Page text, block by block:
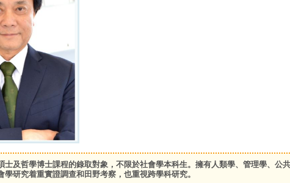
士及哲學博士課程的錄取對象，不限於社會學本科生。擁有人類學、管理學、公
學研究着重實證調查和田野考察，也重視跨學科研究。